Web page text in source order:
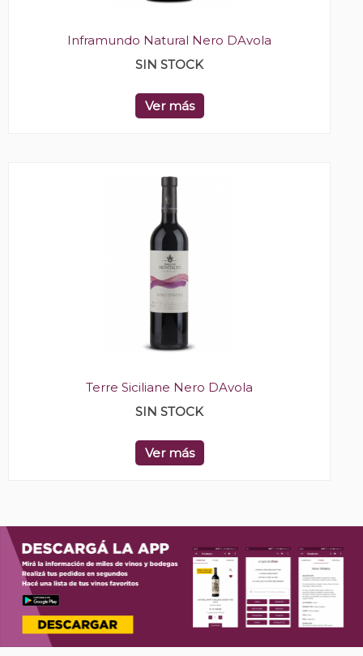
Inframundo Natural Nero DAvola
SIN STOCK
Ver más
Terre Siciliane Nero DAvola
SIN STOCK
Ver más